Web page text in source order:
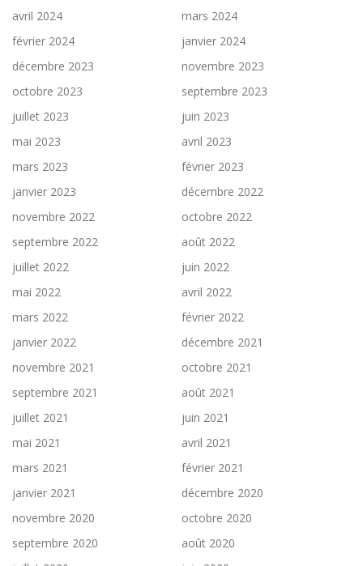
avril 2024
mars 2024
février 2024
janvier 2024
décembre 2023
novembre 2023
octobre 2023
septembre 2023
juillet 2023
juin 2023
mai 2023
avril 2023
mars 2023
février 2023
janvier 2023
décembre 2022
novembre 2022
octobre 2022
septembre 2022
août 2022
juillet 2022
juin 2022
mai 2022
avril 2022
mars 2022
février 2022
janvier 2022
décembre 2021
novembre 2021
octobre 2021
septembre 2021
août 2021
juillet 2021
juin 2021
mai 2021
avril 2021
mars 2021
février 2021
janvier 2021
décembre 2020
novembre 2020
octobre 2020
septembre 2020
août 2020